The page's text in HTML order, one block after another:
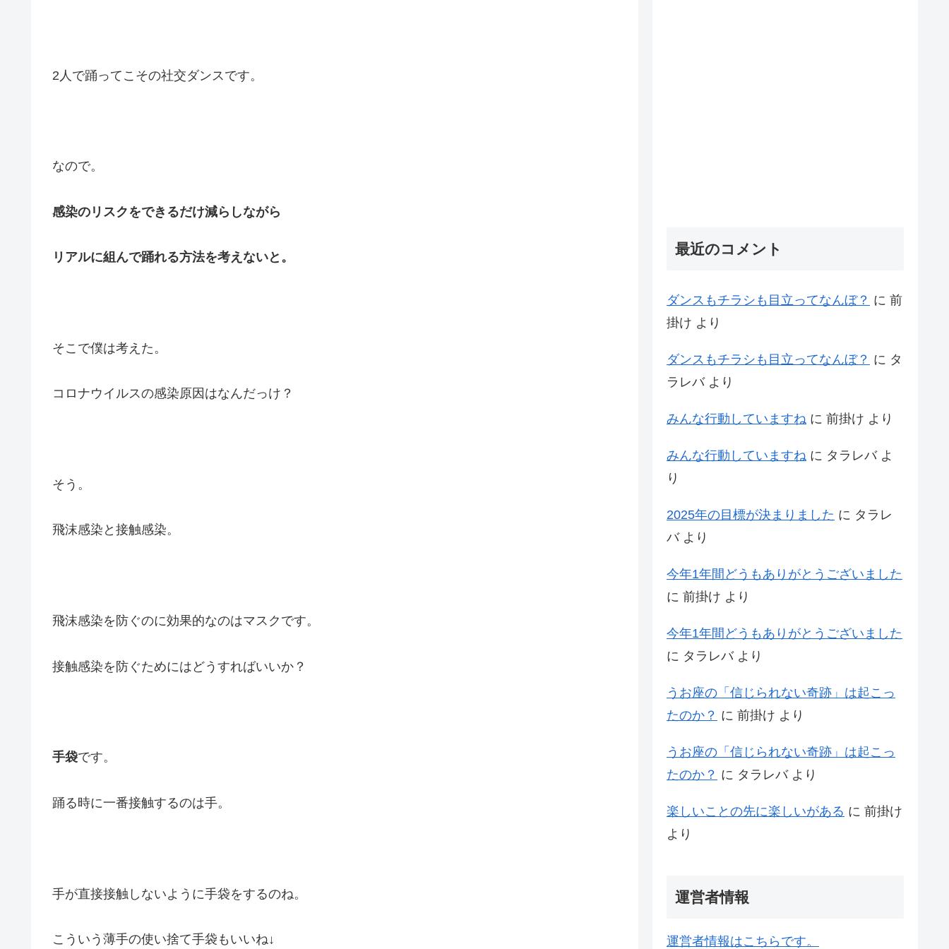
2人で踊ってこその社交ダンスです。
なので。
感染のリスクをできるだけ減らしながら
リアルに組んで踊れる方法を考えないと。
そこで僕は考えた。
コロナウイルスの感染原因はなんだっけ？
そう。
飛沫感染と接触感染。
飛沫感染を防ぐのに効果的なのはマスクです。
接触感染を防ぐためにはどうすればいいか？
手袋です。
踊る時に一番接触するのは手。
手が直接接触しないように手袋をするのね。
こういう薄手の使い捨て手袋もいいね↓
最近のコメント
ダンスもチラシも目立ってなんぼ？ に 前
掛け より
ダンスもチラシも目立ってなんぼ？ に タ
ラレバより
みんな行動していますね に 前掛け より
みんな行動していますね に タラレバよ
り
2025年の目標が決まりました に タラレ
バより
今年1年間どうもありがとうございました
に 前掛け より
今年1年間どうもありがとうございました
に タラレバより
うお座の「信じられない奇跡」は起こっ
たのか？ に 前掛け より
うお座の「信じられない奇跡」は起こっ
たのか？ に タラレバより
楽しいことの先に楽しいがある に 前掛け
より
運営者情報
運営者情報はこちらです。